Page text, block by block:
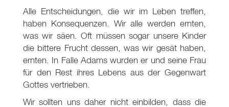
Alle Entscheidungen, die wir im Leben treffen,
haben Konsequenzen. Wir alle werden ernten,
was wir säen. Oft müssen sogar unsere Kinder
die bittere Frucht dessen, was wir gesät haben,
ernten. In Falle Adams wurden er und seine Frau
für den Rest ihres Lebens aus der Gegenwart
Gottes vertrieben.
Wir sollten uns daher nicht einbilden, dass die